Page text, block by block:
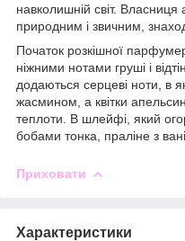
навколишній світ.
природним і звичним,
Початок розкішної
ніжними нотами груші і
додаються серцеві ноти, в
жасмином, а квітки
теплоти. В шлейфі, який
бобами тонка, праліне з
Приховати
Характеристики